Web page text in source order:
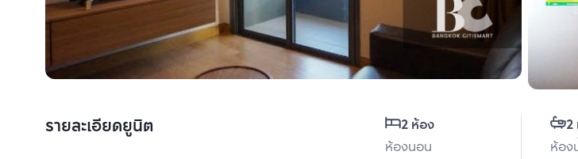
รายละเอียดยูนิต
2 ห้อง
ห้องนอน
2
ห้อง